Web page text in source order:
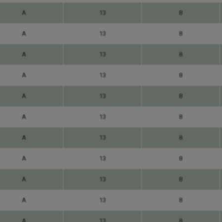
A 8
A 13 8
A 8
A 13 8
A 8
A 13 8
A 8
A 13 8
A 8
A 13 8